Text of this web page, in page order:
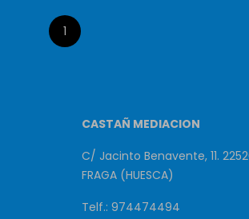
1
CASTAÑ MEDIACION
C/ Jacinto Benavente, 11.
FRAGA (HUESCA)
Telf.: 974474494